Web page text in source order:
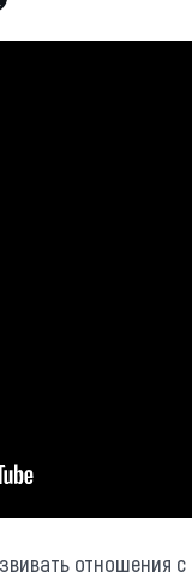
отношения